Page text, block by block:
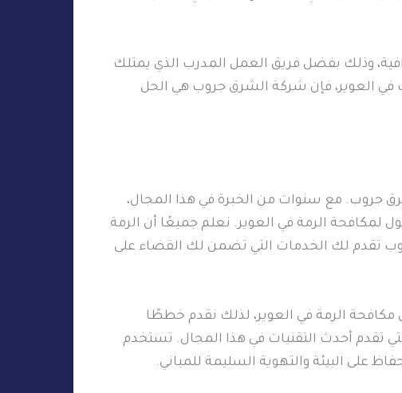
وذلك بفضل فريق العمل المدرب الذي يمتلك
في العوير، فإن شركة الشرق جروب هي الحل
جروب. مع سنوات من الخبرة في هذا المجال،
الرمة في العوير. نعلم جميعًا أن الرمة
تقدم لك الخدمات التي تضمن لك القضاء على
الرمة في العوير، لذلك نقدم خططًا
تقدم أحدث التقنيات في هذا المجال. تستخدم
على البيئة والتهوية السليمة للمباني.